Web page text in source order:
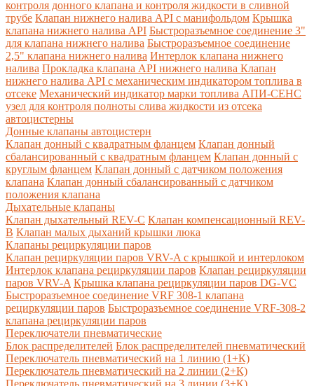
контроля донного клапана и контроля жидкости в сливной
трубе Клапан нижнего налива API с манифольдом Крышка
клапана нижнего налива API Быстроразъемное соединение 3"
для клапана нижнего налива Быстроразъемное соединение
2,5" клапана нижнего налива Интерлок клапана нижнего
налива Прокладка клапана API нижнего налива Клапан
нижнего налива API с механическим индикатором топлива в
отсеке Механический индикатор марки топлива АПИ-СЕНС
узел для контроля полноты слива жидкости из отсека
автоцистерны
Донные клапаны автоцистерн
Клапан донный с квадратным фланцем Клапан донный
сбалансированный с квадратным фланцем Клапан донный с
круглым фланцем Клапан донный с датчиком положения
клапана Клапан донный сбалансированный с датчиком
положения клапана
Дыхательные клапаны
Клапан дыхательный REV-C Клапан компенсационный REV-
B Клапан малых дыханий крышки люка
Клапаны рециркуляции паров
Клапан рециркуляции паров VRV-A с крышкой и интерлоком
Интерлок клапана рециркуляции паров Клапан рециркуляции
паров VRV-A Крышка клапана рециркуляции паров DG-VC
Быстроразъемное соединение VRF 308-1 клапана
рециркуляции паров Быстроразъемное соединение VRF-308-2
клапана рециркуляции паров
Переключатели пневматические
Блок распределителей Блок распределителей пневматический
Переключатель пневматический на 1 линию (1+К)
Переключатель пневматический на 2 линии (2+К)
Переключатель пневматический на 3 линии (3+К)